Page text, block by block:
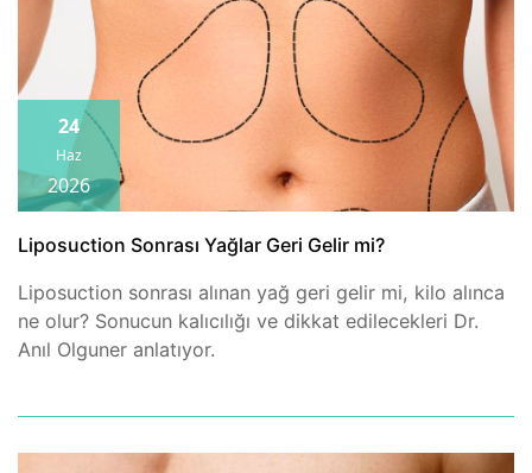
gerektirebileceğini, kontrollerin ne sıklıkta yapılması
gerektiğini ve revizyon sürecinin nasıl işlediğini sade
bir dille anlatıyoruz.
24
Haz
2026
Liposuction Sonrası Yağlar Geri Gelir mi?
Liposuction sonrası alınan yağ geri gelir mi, kilo alınca
ne olur? Sonucun kalıcılığı ve dikkat edilecekleri Dr.
Anıl Olguner anlatıyor.